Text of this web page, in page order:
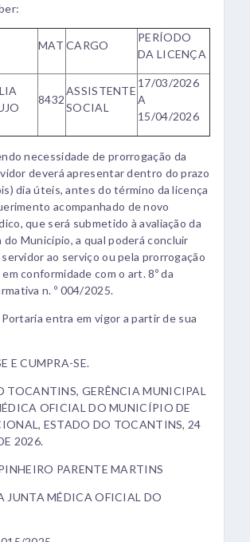
MAT CARGO
PERÍODO
DA LICENÇA
8432
ASSISTENTE
SOCIAL
17/03/2026
A
15/04/2026
necessidade de prorrogação da
deverá apresentar dentro do prazo
dia úteis, antes do término da licença
acompanhado de novo
que será submetido à avaliação da
do Município, a qual poderá concluir
ao serviço ou pela prorrogação
conformidade com o art. 8º da
n. º 004/2025.
entra em vigor a partir de sua
E CUMPRA-SE.
TOCANTINS, GERÊNCIA MUNICIPAL
OFICIAL DO MUNICÍPIO DE
ESTADO DO TOCANTINS, 24
2026.
PARENTE MARTINS
JUNTA MÉDICA OFICIAL DO